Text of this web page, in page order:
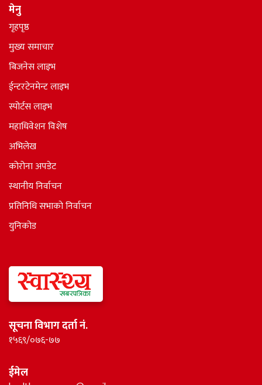
मेनु
गृहपृष्ठ
मुख्य समाचार
बिजनेस लाइभ
ईन्टरटेनमेन्ट लाइभ
स्पोर्टस लाइभ
महाधिवेशन विशेष
अभिलेख
कोरोना अपडेट
स्थानीय निर्वाचन
प्रतिनिधि सभाकाे निर्वाचन
युनिकोड
सूचना विभाग दर्ता नं.
१५६९/०७६-७७
ईमेल